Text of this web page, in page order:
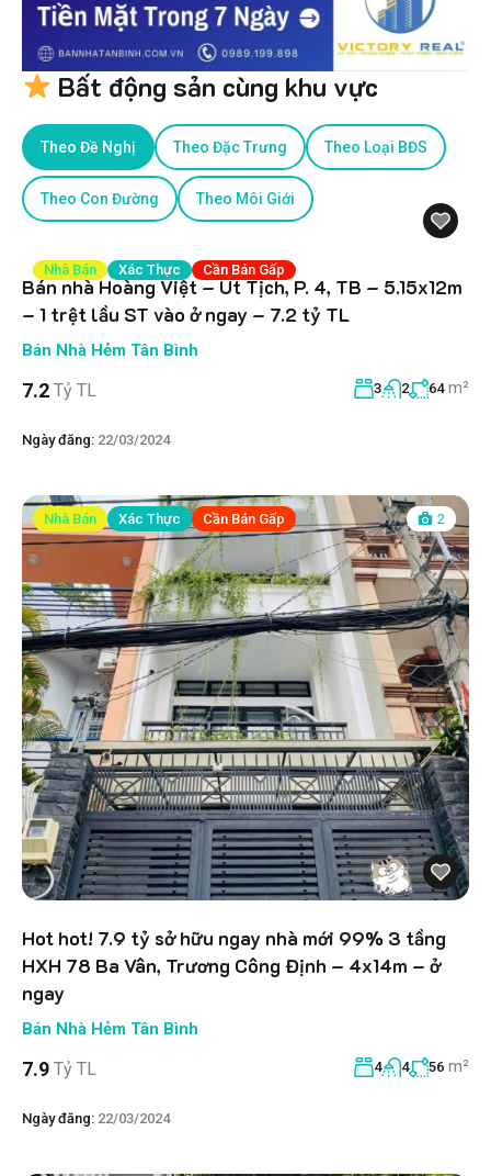
Bất động sản cùng khu vực
Theo Đề Nghị Theo Đặc Trưng Theo Loại BĐS
Theo Con Đường Theo Môi Giới
Nhà Bán Xác Thực Cần Bán Gấp
Bán nhà Hoàng Việt – Út Tịch, P. 4, TB – 5.15x12m
– 1 trệt lầu ST vào ở ngay – 7.2 tỷ TL
Bán Nhà Hẻm Tân Bình
7.2 Tỷ TL 3 2 64 m²
Ngày đăng: 22/03/2024
Nhà Bán Xác Thực Cần Bán Gấp 2
Hot hot! 7.9 tỷ sở hữu ngay nhà mới 99% 3 tầng
HXH 78 Ba Vân, Trương Công Định – 4x14m – ở
ngay
Bán Nhà Hẻm Tân Bình
7.9 Tỷ TL 4 4 56 m²
Ngày đăng: 22/03/2024